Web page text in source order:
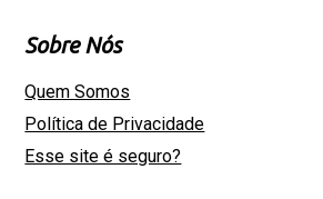
Sobre Nós
Quem Somos
Política de Privacidade
Esse site é seguro?